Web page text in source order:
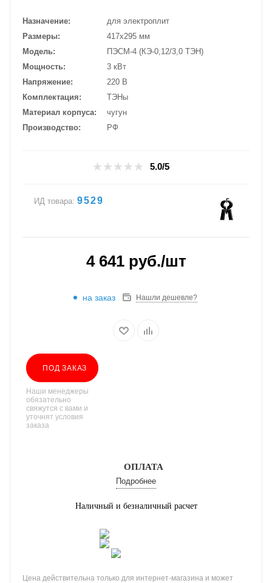
Назначение
для электроплит
Размеры
417х295 мм
Модель
ПЭСМ-4 (КЭ-0,12/3,0 ТЭН)
Мощность
3 кВт
Напряжение
220 В
Комплектация
ТЭНы
Материал корпуса
чугун
Производство
РФ
5.0/5
ИД товара: 9529
4 641руб./шт
на заказ Нашли дешевле?
ПОД ЗАКАЗ
Наши менеджеры
обязательно
свяжутся с вами и
уточнят условия
заказа
ОПЛАТА
Подробнее
Наличный и безналичный расчет
Цена действительна только для интернет-магазина и может